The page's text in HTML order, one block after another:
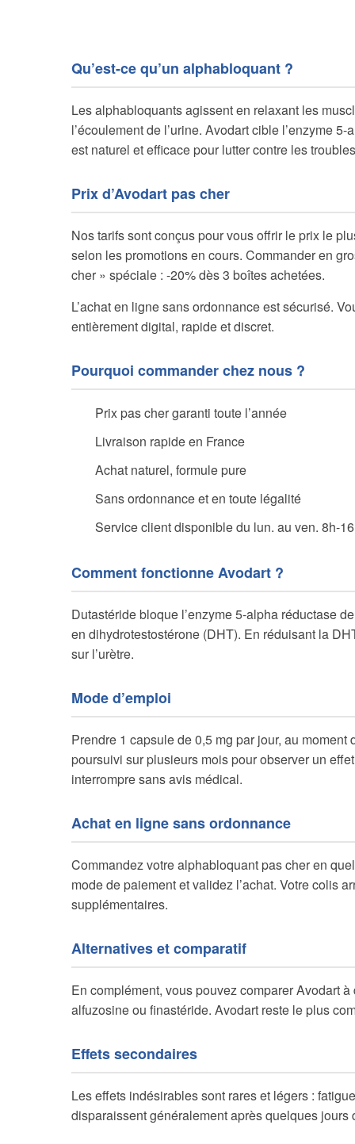
Qu’est-ce qu’un alphabloquant ?
Les alphabloquants agissent en relaxant les
l’écoulement de l’urine. Avodart cible l’enzyme
est naturel et efficace pour lutter contre les
Prix d’Avodart pas cher
Nos tarifs sont conçus pour vous offrir le prix le
selon les promotions en cours. Commander en
cher » spéciale : -20% dès 3 boîtes achetées.
L’achat en ligne sans ordonnance est sécurisé.
entièrement digital, rapide et discret.
Pourquoi commander chez nous ?
Prix pas cher garanti toute l’année
Livraison rapide en France
Achat naturel, formule pure
Sans ordonnance et en toute légalité
Service client disponible du lun. au ven. 8h-
Comment fonctionne Avodart ?
Dutastéride bloque l’enzyme 5-alpha réductase
en dihydrotestostérone (DHT). En réduisant la
sur l’urètre.
Mode d’emploi
Prendre 1 capsule de 0,5 mg par jour, au
poursuivi sur plusieurs mois pour observer un
interrompre sans avis médical.
Achat en ligne sans ordonnance
Commandez votre alphabloquant pas cher en
mode de paiement et validez l’achat. Votre colis
supplémentaires.
Alternatives et comparatif
En complément, vous pouvez comparer Avodart
alfuzosine ou finastéride. Avodart reste le plus
Effets secondaires
Les effets indésirables sont rares et légers :
disparaissent généralement après quelques